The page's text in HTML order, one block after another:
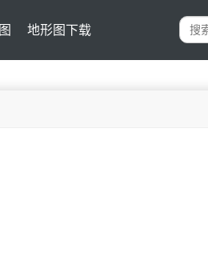
地形图下载